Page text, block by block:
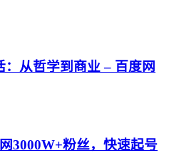
从哲学到商业 – 百度网
3000W+粉丝，快速起号